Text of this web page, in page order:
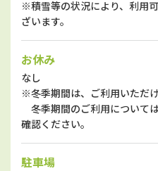
※積雪等の状況により、利用
ざいます。
お休み
なし
※冬季期間は、ご利用いただけ
冬季期間のご利用について
確認ください。
駐車場